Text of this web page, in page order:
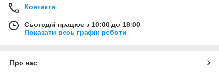
Контакти
Сьогодні працює з 10:00 до 18:00
Показати весь графік роботи
Про нас